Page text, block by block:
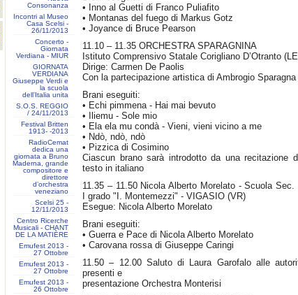
Consonanza
Incontri al Museo
Casa Scelsi -
26/11/2013
Concerto -
Giornata
Verdiana - MIUR
GIORNATA
VERDIANA
Giuseppe Verdi e
la scuola
dell’Italia unita
S.O.S. REGGIO
/ 24/11/2013
Festival Britten
1913- ‐2013
RadioCemat
dedica una
giornata a Bruno
Maderna, grande
compositore e
direttore
d’orchestra
veneziano
Scelsi 25 -
12/11/2013
Centro Ricerche
Musicali - CHANT
DE LA MATIÈRE
Emufest 2013 -
27 Ottobre
Emufest 2013 -
27 Ottobre
Emufest 2013 -
26 Ottobre
• Inno al Guetti di Franco Puliafito
• Montanas del fuego di Markus Gotz
• Joyance di Bruce Pearson
11.10 – 11.35 ORCHESTRA SPARAGNINA
Istituto Comprensivo Statale Corigliano D’Otranto
Dirige: Carmen De Paolis
Con la partecipazione artistica di Ambrogio Sparagna
Brani eseguiti:
• Echi pimmena - Hai mai bevuto
• Iliemu - Sole mio
• Ela ela mu condà - Vieni, vieni vicino a me
• Ndò, ndò, ndò
• Pizzica di Cosimino
Ciascun brano sarà introdotto da una recitazione
testo in italiano
11.35 – 11.50 Nicola Alberto Morelato - Scuola Sec.
I grado "I. Montemezzi" - VIGASIO (VR)
Esegue: Nicola Alberto Morelato
Brani eseguiti:
• Guerra e Pace di Nicola Alberto Morelato
• Carovana rossa di Giuseppe Caringi
11.50 – 12.00 Saluto di Laura Garofalo alle
presenti e
presentazione Orchestra Monterisi